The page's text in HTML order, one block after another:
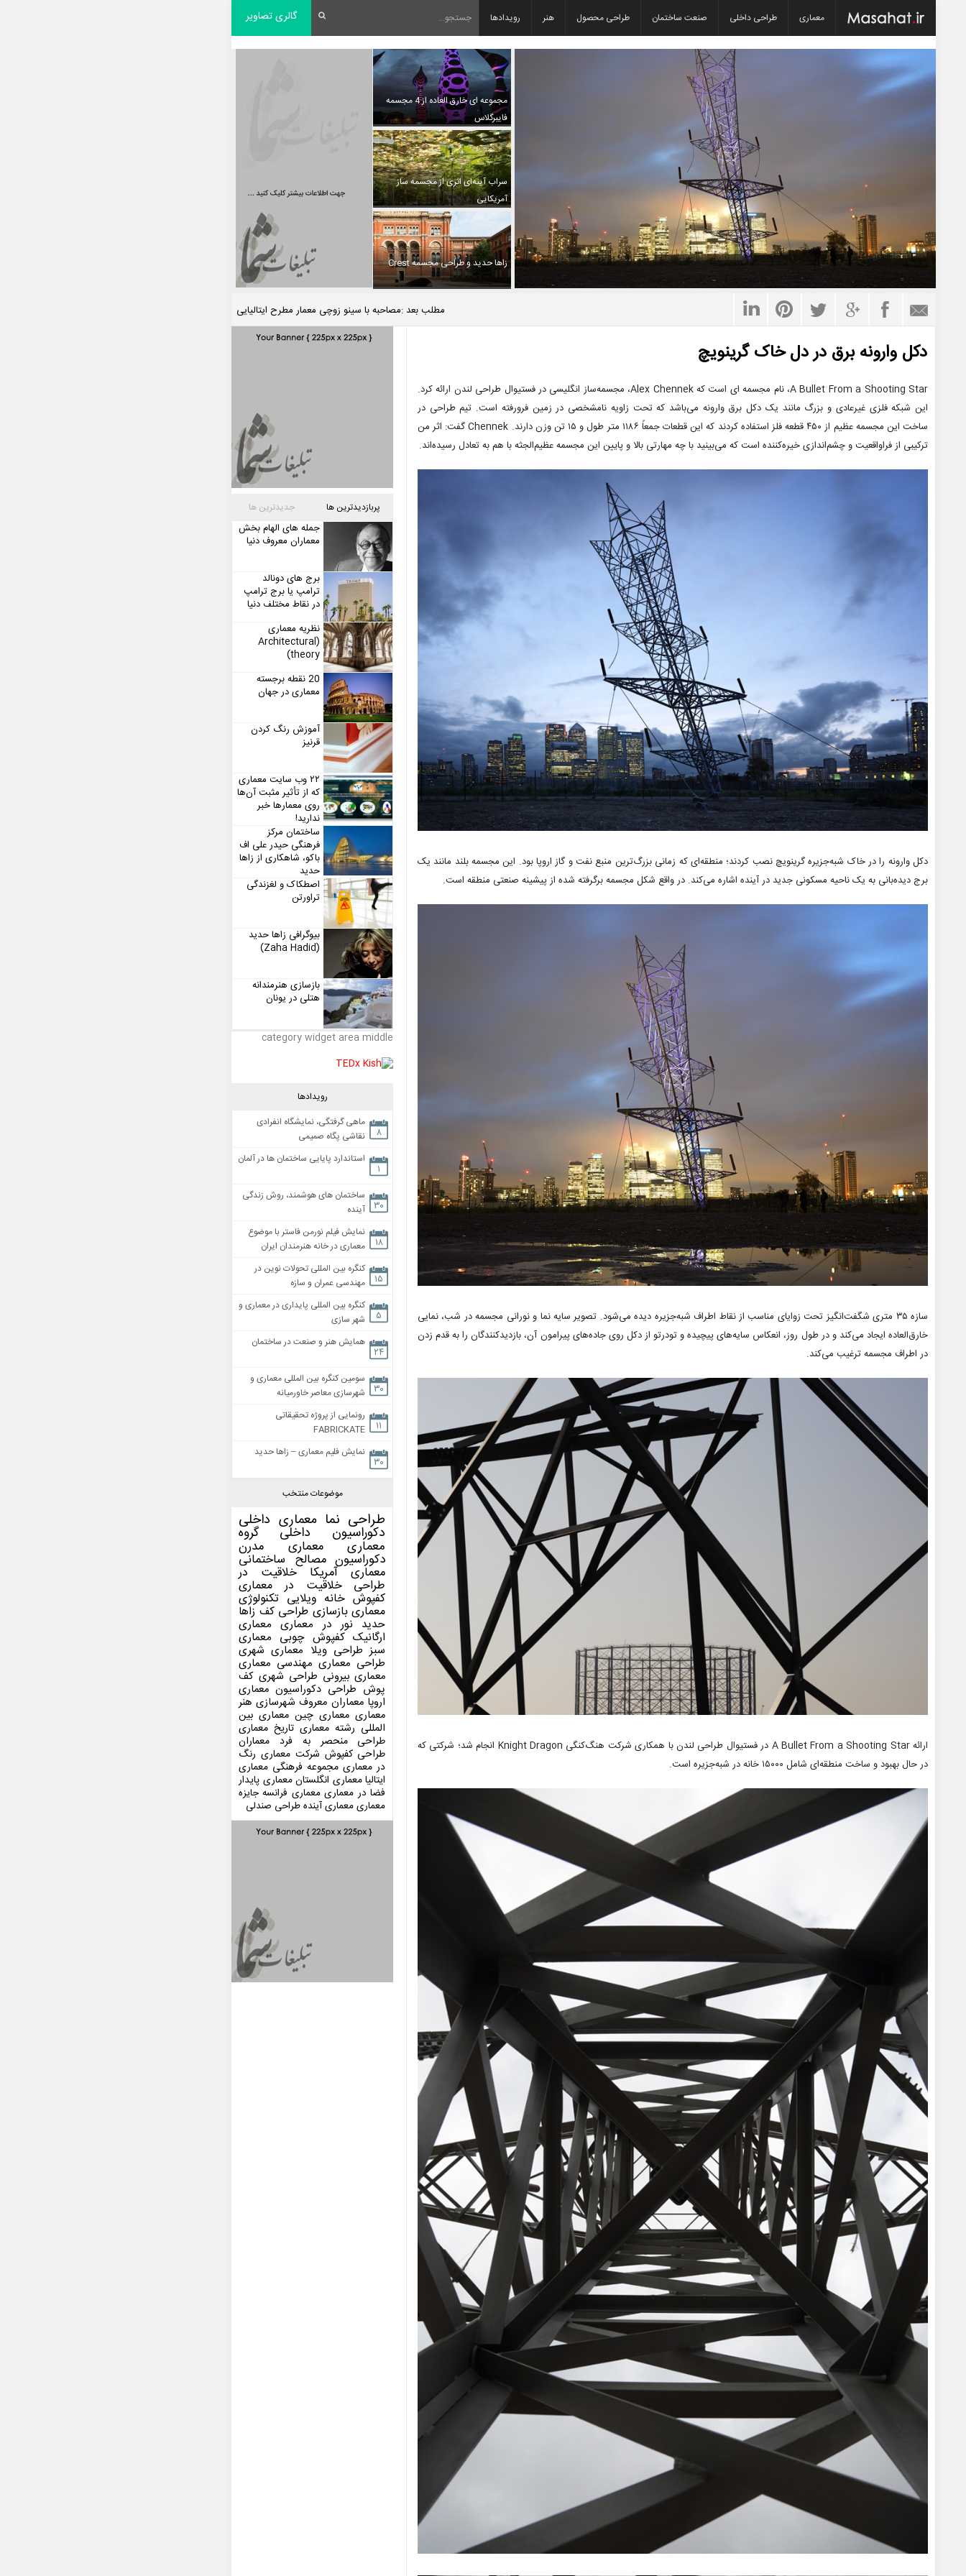
معماری طراحی داخلی صنعت ساختمان طراحی محصول هنر رویدادها گالری تصاویر
مجموعه ای خارق العاده از 4 مجسمه
فایبرگلاس
سراب آینه‌ای اثری از مجسمه ساز
آمریکایی
زاها حدید و طراحی مجسمه Crest
مطلب بعد :مصاحبه با سینو زوچی معمار مطرح ایتالیایی
دکل وارونه برق در دل خاک گرینویچ
A Bullet From a Shooting Star، نام مجسمه ای است که Alex Chennek، مجسمه‌ساز انگلیسی در فستیوال طراحی لندن ارائه کرد.
این شبکه فلزی غیرعادی و بزرگ مانند یک دکل برق وارونه می‌باشد که تحت زاویه نامشخصی در زمین فرورفته است. تیم طراحی در
ساخت این مجسمه عظیم از ۴۵۰ قطعه فلز استفاده کردند که این قطعات جمعاً ۱۱۸۶ متر طول و ۱۵ تن وزن دارند. Chennek گفت: اثر من
ترکیبی از فراواقعیت و چشم‌اندازی خیره‌کننده است که می‌بینید با چه مهارتی بالا و پایین این مجسمه عظیم‌الجثه با هم به تعادل رسیده‌اند.
دکل وارونه را در خاک شبه‌جزیره گرینویچ نصب کردند؛ منطقه‌ای که زمانی بزرگ‌ترین منبع نفت و گاز اروپا بود. این مجسمه بلند مانند یک
برج دیده‌بانی به یک ناحیه مسکونی جدید در آینده اشاره می‌کند. در واقع شکل مجسمه برگرفته شده از پیشینه صنعتی منطقه است.
سازه ۳۵ متری شگفت‌انگیز تحت زوایای مناسب از نقاط اطراف شبه‌جزیره دیده می‌شود. تصویر سایه نما و نورانی مجسمه در شب، نمایی
خارق‌العاده ایجاد می‌کند و در طول روز، انعکاس سایه‌های پیچیده و تودرتو از دکل روی جاده‌های پیرامون آن، بازدیدکنندگان را به قدم زدن
در اطراف مجسمه ترغیب می‌کند.
ارائه A Bullet From a Shooting Star در فستیوال طراحی لندن با همکاری شرکت هنگ‌کنگی Knight Dragon انجام شد؛ شرکتی که
در حال بهبود و ساخت منطقه‌ای شامل ۱۵۰۰۰ خانه در شبه‌جزیره است.
پربازدیدترین ها جدیدترین ها
جمله های الهام بخش
معماران معروف دنیا
برج های دونالد
ترامپ یا برج ترامپ
در نقاط مختلف دنیا
نظریه معماری
(Architectural
theory)
20 نقطه برجسته
معماری در جهان
آموزش رنگ کردن
قرنیز
۲۲ وب سایت معماری
که از تأثیر مثبت آن‌ها
روی معمارها خبر
ندارید!
ساختمان مرکز
فرهنگی حیدر علی اف
باکو، شاهکاری از زاها
حدید
اصطکاک و لغزندگی
تراورتن
بیوگرافی زاها حدید
(Zaha Hadid)
بازسازی هنرمندانه
هتلی در یونان
category widget area middle
رویدادها
۸
ماهی گرفتگی، نمایشگاه انفرادی
نقاشی پگاه صمیمی
۱
استاندارد پایایی ساختمان ها در آلمان
۳۰
ساختمان های هوشمند، روش زندگی
آینده
۱۸
نمایش فیلم نورمن فاستر با موضوع
معماری در خانه هنرمندان ایران
۱۵
کنگره بین المللی تحولات نوین در
مهندسی عمران و سازه
۵
کنگره بین المللی پایداری در معماری و
شهر سازی
۲۴
همایش هنر و صنعت در ساختمان
۳۰
سومین کنگره بین المللی معماری و
شهرسازی معاصر خاورمیانه
۱۱
رونمایی از پروژه تحقیقاتی
FABRICKATE
۳۰
نمایش فلیم معماری – زاها حدید
موضوعات منتخب
طراحی نما معماری داخلی
دکوراسیون داخلی گروه
معماری معماری مدرن
دکوراسیون مصالح ساختمانی
معماری آمریکا خلاقیت در
طراحی خلاقیت در معماری
کفپوش خانه ویلایی تکنولوژی
معماری بازسازی طراحی کف زاها
حدید نور در معماری معماری
ارگانیک کفپوش چوبی معماری
سبز طراحی ویلا معماری شهری
طراحی معماری مهندسی معماری
معماری بیرونی طراحی شهری کف
پوش طراحی دکوراسیون معماری
اروپا معماران معروف شهرسازی هنر
معماری معماری چین معماری بین
المللی رشته معماری تاریخ معماری
طراحی منحصر به فرد معماران
طراحی کفپوش شرکت معماری رنگ
در معماری مجموعه فرهنگی معماری
ایتالیا معماری انگلستان معماری پایدار
فضا در معماری معماری فرانسه جایزه
معماریمعماری آیندهطراحی صندلی